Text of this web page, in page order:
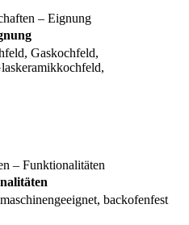
– Eignung
Gaskochfeld,
– Funktionalitäten
backofenfest